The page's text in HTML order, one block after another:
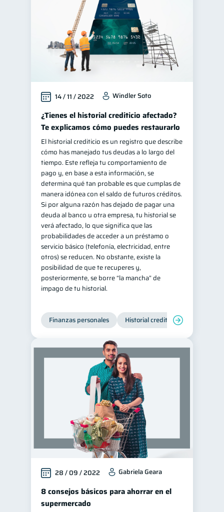
14 / 11 / 2022 Windler Soto
¿Tienes el historial crediticio afectado?
Te explicamos cómo puedes restaurarlo
El historial crediticio es un registro que describe
cómo has manejado tus deudas a lo largo del
tiempo. Este refleja tu comportamiento de
pago y, en base a esta información, se
determina qué tan probable es que cumplas de
manera idónea con el saldo de futuros créditos.
Si por alguna razón has dejado de pagar una
deuda al banco u otra empresa, tu historial se
verá afectado, lo que significa que las
probabilidades de acceder a un préstamo o
servicio básico (telefonía, electricidad, entre
otros) se reducen. No obstante, existe la
posibilidad de que te recuperes y,
posteriormente, se borre “la mancha” de
impago de tu historial.
Finanzas personales Historial crediticio
28 / 09 / 2022 Gabriela Geara
8 consejos básicos para ahorrar en el
supermercado